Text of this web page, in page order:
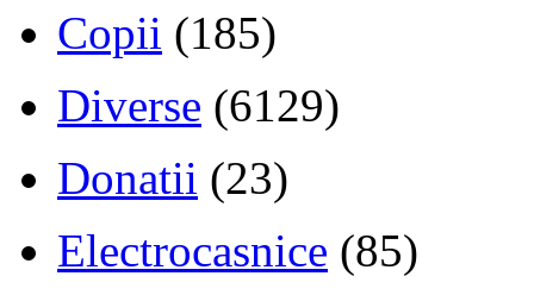
Copii (185)
Diverse (6129)
Donatii (23)
Electrocasnice (85)